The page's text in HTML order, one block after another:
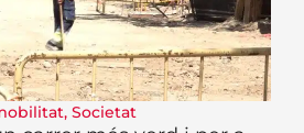
, Societat